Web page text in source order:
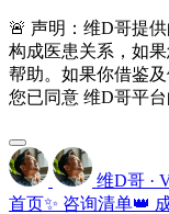
🚨 声明：维D哥提
构成医患关系，如
帮助。如果你借鉴
您已同意 维D哥平台
维D哥 ·
首页✨ 咨询清单👑